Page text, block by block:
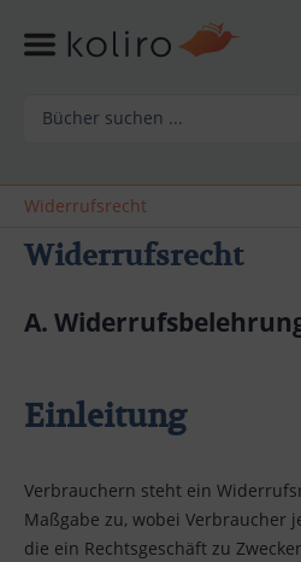
Widerrufsrecht
Widerrufsrecht
A.
Einleitung
Verbrauchern steht ein
Maßgabe zu, wobei Verbraucher
die ein Rechtsgeschäft zu